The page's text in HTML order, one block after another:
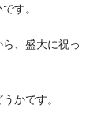
す。
、盛大に祝っ
かです。